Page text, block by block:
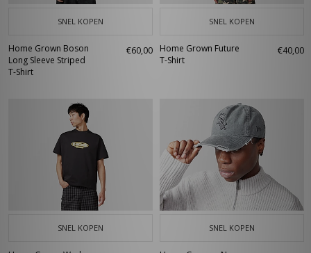
SNEL KOPEN
Home Grown Boson
Long Sleeve Striped
T-Shirt
€60,00
SNEL KOPEN
Home Grown Future
T-Shirt
€40,00
SNEL KOPEN SNEL KOPEN